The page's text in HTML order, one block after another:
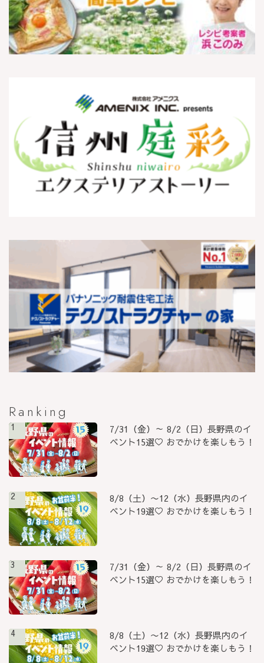
Ranking
1
7/31（金）～ 8/2（日）長野県のイ
ベント15選♡ おでかけを楽しもう！
2
8/8（土）〜12（水）長野県内のイ
ベント19選♡ おでかけを楽しもう！
3
7/31（金）～ 8/2（日）長野県のイ
ベント15選♡ おでかけを楽しもう！
4
8/8（土）〜12（水）長野県内のイ
ベント19選♡ おでかけを楽しもう！